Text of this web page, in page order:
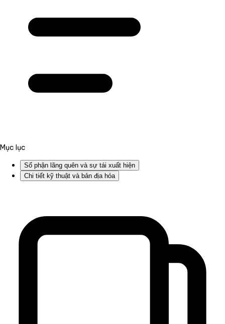
Mục lục
Số phận lãng quên và sự tái xuất hiện
Chi tiết kỹ thuật và bản địa hóa